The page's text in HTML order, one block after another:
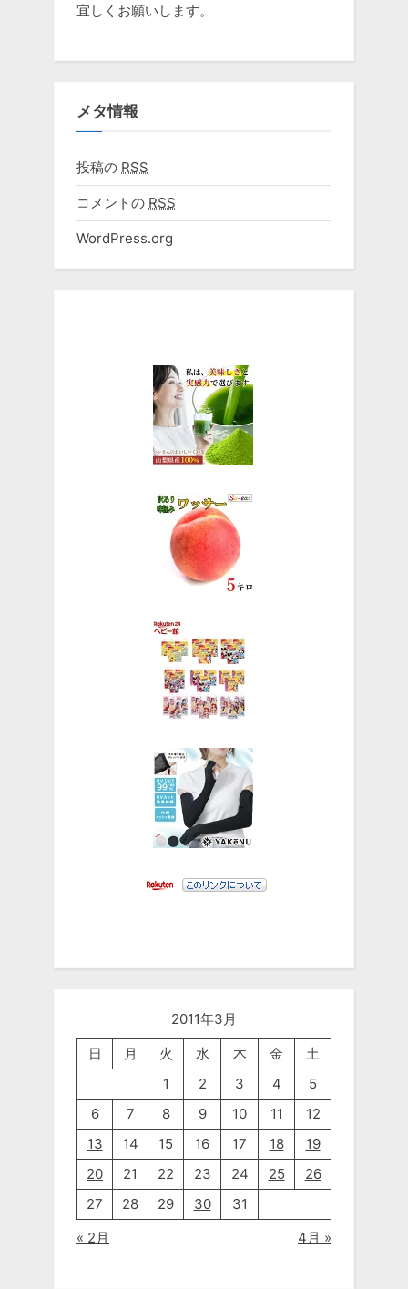
宜しくお願いします。
メタ情報
投稿の RSS
コメントの RSS
WordPress.org
2011年3月
日
月 火 水 木 金
土
1
2 3 4
5
6
7 8 9 10 11
12
13
14 15 16 17 18
19
20
21 22 23 24 25
26
27
28 29 30
31
« 2月
4月 »